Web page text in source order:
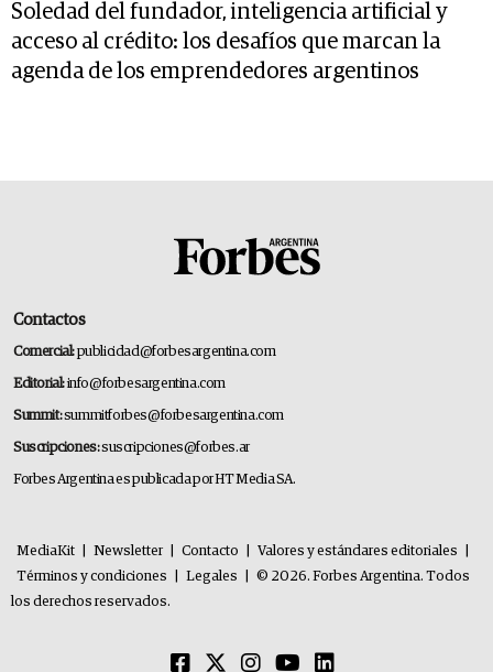
Soledad del fundador, inteligencia artificial y
acceso al crédito: los desafíos que marcan la
agenda de los emprendedores argentinos
Contactos
Comercial:publicidad@forbesargentina.com
Editorial:info@forbesargentina.com
Summit:summitforbes@forbesargentina.com
Suscripciones:suscripciones@forbes.ar
Forbes Argentina es publicada por HT Media SA.
MediaKit Newsletter Contacto Valores y estándares editoriales
Términos y condiciones
Legales
© 2026. Forbes Argentina. Todos
los derechos reservados.